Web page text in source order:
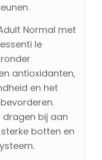
Normal met
le
antioxidanten,
en het
bij aan
botten en